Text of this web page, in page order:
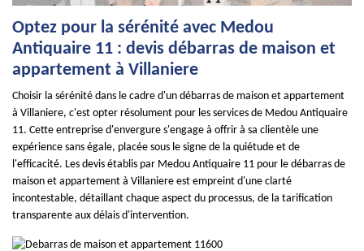
Optez pour la sérénité avec Medou
Antiquaire 11 : devis débarras de maison et
appartement à Villaniere
Choisir la sérénité dans le cadre d'un débarras de maison et appartement
à Villaniere, c'est opter résolument pour les services de Medou Antiquaire
11. Cette entreprise d'envergure s'engage à offrir à sa clientèle une
expérience sans égale, placée sous le signe de la quiétude et de
l'efficacité. Les devis établis par Medou Antiquaire 11 pour le débarras de
maison et appartement à Villaniere est empreint d'une clarté
incontestable, détaillant chaque aspect du processus, de la tarification
transparente aux délais d'intervention.